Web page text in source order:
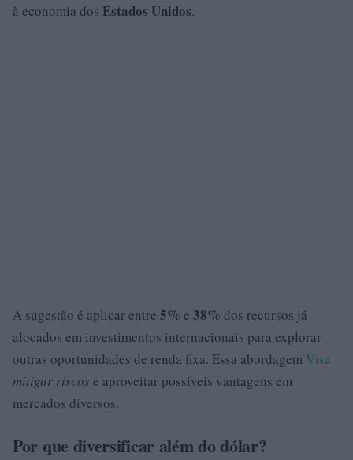
à economia dos Estados Unidos.
A sugestão é aplicar entre 5% e 38% dos recursos já
alocados em investimentos internacionais para explorar
outras oportunidades de renda fixa. Essa abordagem Visa
mitigar riscos e aproveitar possíveis vantagens em
mercados diversos.
Por que diversificar além do dólar?